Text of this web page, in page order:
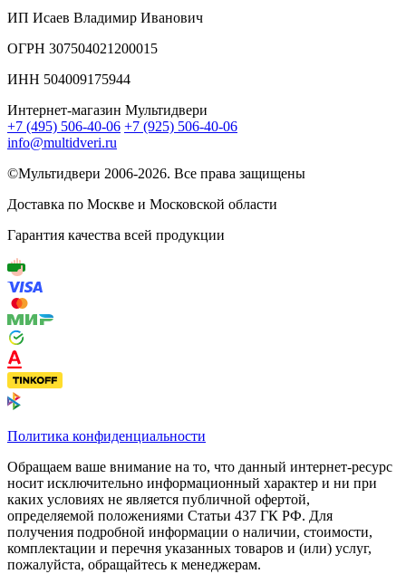
ИП Исаев Владимир Иванович
ОГРН 307504021200015
ИНН 504009175944
Интернет-магазин Мультидвери
+7 (495) 506-40-06 +7 (925) 506-40-06
info@multidveri.ru
©Мультидвери ‎2006-2026. Все права защищены
Доставка по Москве и Московской области
Гарантия качества всей продукции
Политика конфиденциальности
Обращаем ваше внимание на то, что данный интернет-ресурс
носит исключительно информационный характер и ни при
каких условиях не является публичной офертой,
определяемой положениями Статьи 437 ГК РФ. Для
получения подробной информации о наличии, стоимости,
комплектации и перечня указанных товаров и (или) услуг,
пожалуйста, обращайтесь к менеджерам.